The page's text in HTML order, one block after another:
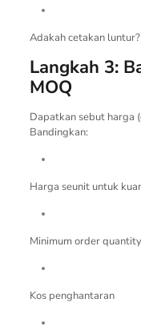
Adakah cetakan luntur?
Langkah 3:
MOQ
Dapatkan sebut harga
Bandingkan:
Harga seunit untuk
Minimum order
Kos penghantaran